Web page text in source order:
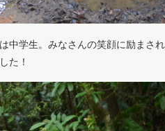
中学生。みなさんの笑顔に励まされ
た！